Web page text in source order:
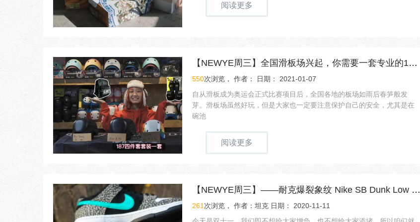
阅读更多
【NEWYE周三】全国滑板场兴起，你需要一套专业的187护具！
550次浏览， 作者： 日期： 2021-01-07
自从滑板成为奥运会正式比赛项目后，全国各地的板场如雨后春笋般发
芽。滑板场虽然好玩，但是大家也一定要注意保护自己的安全，尤其是在
碗池
阅读更多
【NEWYE周三】——耐克爆裂象纹 Nike SB Dunk Low PRO Elephant
261 次浏览， 作者：坦克 日期： 2020-11-11